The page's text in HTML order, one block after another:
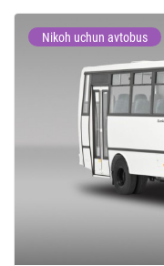
Nikoh uchun avtobus